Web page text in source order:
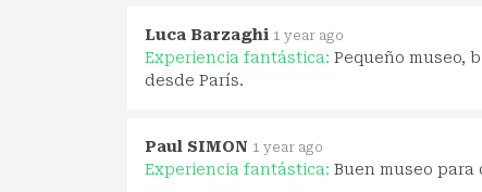
Luca Barzaghi 1 year ago
Experiencia fantástica: Pequeño museo,
desde París.
Paul SIMON 1 year ago
Experiencia fantástica: Buen museo